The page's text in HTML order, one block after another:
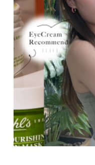
n
t
e
n
t